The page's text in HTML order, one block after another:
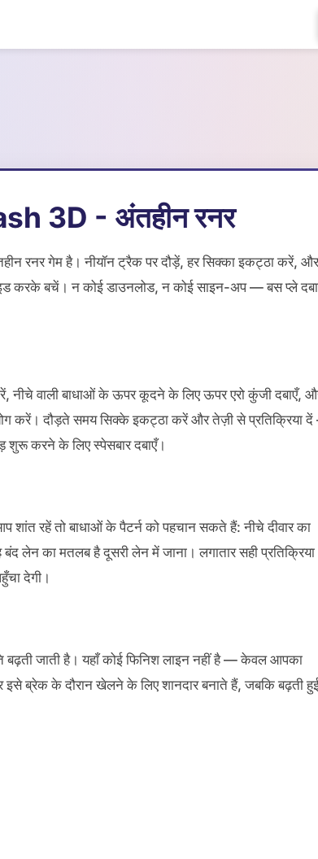
3D - अंतहीन रनर
रनर गेम है। नीयॉन ट्रैक पर दौड़ें, हर सिक्का इकट्ठा करें, और
करके बचें। न कोई डाउनलोड, न कोई साइन-अप — बस प्ले
नीचे वाली बाधाओं के ऊपर कूदने के लिए ऊपर एरो कुंजी दबाएँ,
करें। दौड़ते समय सिक्के इकट्ठा करें और तेज़ी से प्रतिक्रिया
शुरू करने के लिए स्पेसबार दबाएँ।
रहें तो बाधाओं के पैटर्न को पहचान सकते हैं: नीचे दीवार का
लेन का मतलब है दूसरी लेन में जाना। लगातार सही प्रतिक्रिया
देगी।
जाती है। यहाँ कोई फिनिश लाइन नहीं है — केवल आपका
ब्रेक के दौरान खेलने के लिए शानदार बनाते हैं, जबकि बढ़ती